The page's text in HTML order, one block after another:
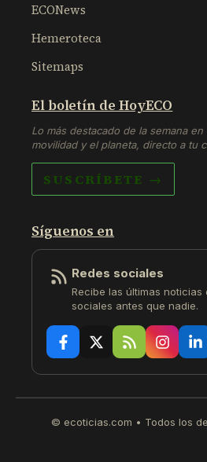
ECONews
Hemeroteca
Sitemaps
El boletín de HoyECO
Lo más destacado de la semana
movilidad y el planeta, directo a tu
SUSCRÍBETE →
Síguenos en
Redes sociales
Recibe las últimas noticias
sociales antes que nadie.
© ecoticias.com • Todos los